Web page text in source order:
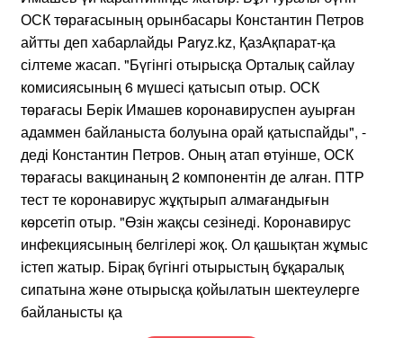
ОСК төрағасының орынбасары Константин Петров
айтты деп хабарлайды Paryz.kz, ҚазАқпарат-қа
сілтеме жасап. "Бүгінгі отырысқа Орталық сайлау
комисиясының 6 мүшесі қатысып отыр. ОСК
төрағасы Берік Имашев коронавируспен ауырған
адаммен байланыста болуына орай қатыспайды", -
деді Константин Петров. Оның атап өтуінше, ОСК
төрағасы вакцинаның 2 компонентін де алған. ПТР
тест те коронавирус жұқтырып алмағандығын
көрсетіп отыр. "Өзін жақсы сезінеді. Коронавирус
инфекциясының белгілері жоқ. Ол қашықтан жұмыс
істеп жатыр. Бірақ бүгінгі отырыстың бұқаралық
сипатына және отырысқа қойылатын шектеулерге
байланысты қа